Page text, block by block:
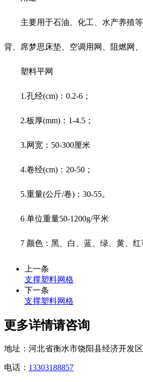
主要用于石油、化工、水产养殖等
背、席梦思床垫、空调用网、阻燃网
塑料平网
1.孔经(cm)：0.2-6；
2.板厚(mm)：1-4.5；
3.网宽：50-300厘米
4.卷经(cm)：20-50；
5.重量(公斤/卷)：30-55。
6 单位重量50-1200g/平米
7 颜色：黑、白、蓝、绿、黄、红
上一条
支撑塑料网格
下一条
支撑塑料网格
更多详情请咨询
地址： 河北省衡水市饶阳县经济开发
电话： 13303188857